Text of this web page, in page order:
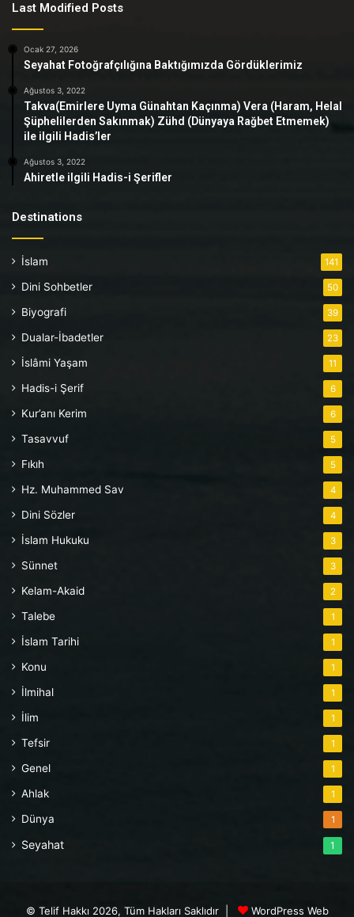
Last Modified Posts
Ocak 27, 2026
Seyahat Fotoğrafçılığına Baktığımızda Gördüklerimiz
Ağustos 3, 2022
Takva(Emirlere Uyma Günahtan Kaçınma) Vera (Haram, Helal
Şüphelilerden Sakınmak) Zühd (Dünyaya Rağbet Etmemek)
ile ilgili Hadis’ler
Ağustos 3, 2022
Ahiretle ilgili Hadis-i Şerifler
Destinations
İslam 141
Dini Sohbetler 50
Biyografi 39
Dualar-İbadetler 23
İslâmi Yaşam 11
Hadis-i Şerif 6
Kur’anı Kerim 6
Tasavvuf 5
Fıkıh 5
Hz. Muhammed Sav 4
Dini Sözler 4
İslam Hukuku 3
Sünnet 3
Kelam-Akaid 2
Talebe 1
İslam Tarihi 1
Konu 1
İlmihal 1
İlim 1
Tefsir 1
Genel 1
Ahlak 1
Dünya 1
Seyahat 1
© Telif Hakkı 2026, Tüm Hakları Saklıdır | WordPress Web